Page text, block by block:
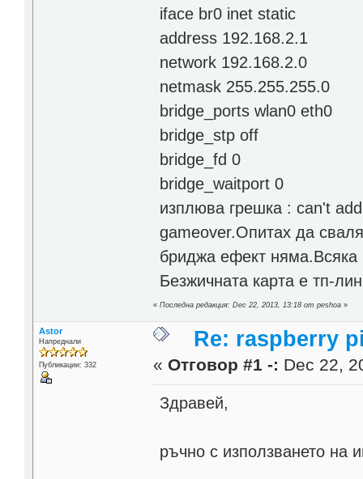
iface br0 inet static
address 192.168.2.1
network 192.168.2.0
netmask 255.255.255.0
bridge_ports wlan0 eth0
bridge_stp off
bridge_fd 0
bridge_waitport 0
изплюва грешка : can't
gameover.Опитах да
бриджа ефект
Безжичната карта е тп-
«Последна редакция: Dec 22, 2013, 13:18 от peshoa »
Astor
Напреднали
Публикации: 332
Re: raspberry
« Отговор #1 -: Dec 22,
Здравей,
ръчно с използването на